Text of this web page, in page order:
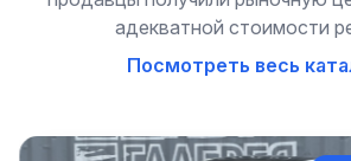
адекватной стоимости
Посмотреть весь